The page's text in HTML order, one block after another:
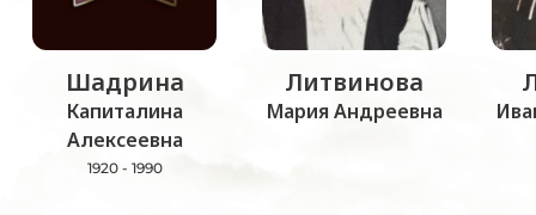
Шадрина
Капиталина
Алексеевна
1920 - 1990
Литвинова
Мария Андреевна